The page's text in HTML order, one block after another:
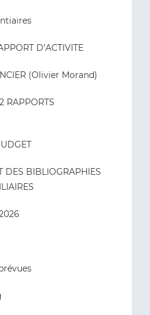
D’ACTIVITE
(Olivier Morand)
RAPPORTS
DES BIBLIOGRAPHIES